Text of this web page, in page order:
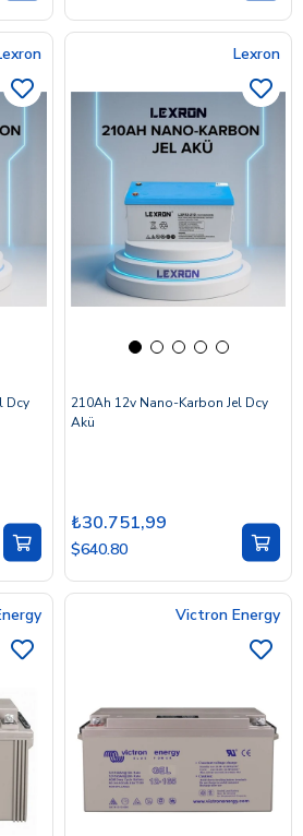
Dcy
Lexron
210Ah 12v Nano-Karbon Jel Dcy
Akü
₺30.751,99
$640.80
Victron Energy